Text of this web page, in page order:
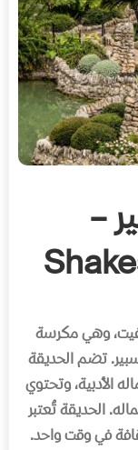
–
وهي مكرسة
.تضم الحديقة
الأدبية، وتحتوي
.الحديقة تُعتبر
في وقت واحد.